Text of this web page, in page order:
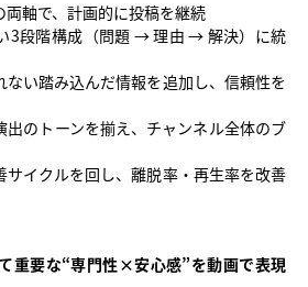
両軸で、計画的に投稿を継続
3段階構成（問題 → 理由 → 解決）に統
ない踏み込んだ情報を追加し、信頼性を
出のトーンを揃え、チャンネル全体のブ
サイクルを回し、離脱率・再生率を改善
重要な“専門性×安心感”を動画で表現